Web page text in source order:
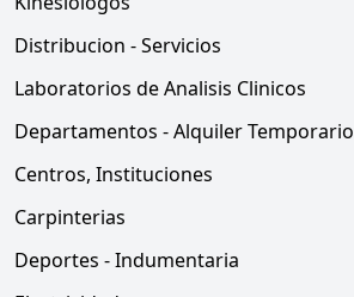
Distribucion - Servicios
Laboratorios de Analisis Clinicos
Departamentos - Alquiler Temporario
Centros, Instituciones
Carpinterias
Deportes - Indumentaria